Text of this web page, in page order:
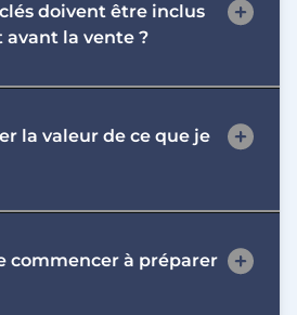
les aspects essentiels sont
ainsi les risques d’oublis
doivent être inclus
avant la vente ?
incluent la préparation des
l’évaluation de la valeur de
mise en état de la propriété
la valeur de ce que je
vous pouvez faire appel à
estimation professionnelle,
comparables sur le
commencer à préparer